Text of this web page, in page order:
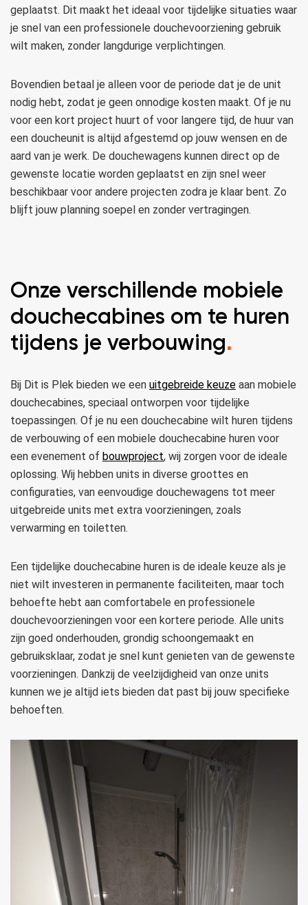
geplaatst. Dit maakt het ideaal voor tijdelijke situaties waar
je snel van een professionele douchevoorziening gebruik
wilt maken, zonder langdurige verplichtingen.
Bovendien betaal je alleen voor de periode dat je de unit
nodig hebt, zodat je geen onnodige kosten maakt. Of je nu
voor een kort project huurt of voor langere tijd, de huur van
een doucheunit is altijd afgestemd op jouw wensen en de
aard van je werk. De douchewagens kunnen direct op de
gewenste locatie worden geplaatst en zijn snel weer
beschikbaar voor andere projecten zodra je klaar bent. Zo
blijft jouw planning soepel en zonder vertragingen.
Onze verschillende mobiele
douchecabines om te huren
tijdens je verbouwing.
Bij Dit is Plek bieden we een uitgebreide keuze aan mobiele
douchecabines, speciaal ontworpen voor tijdelijke
toepassingen. Of je nu een douchecabine wilt huren tijdens
de verbouwing of een mobiele douchecabine huren voor
een evenement of bouwproject, wij zorgen voor de ideale
oplossing. Wij hebben units in diverse groottes en
configuraties, van eenvoudige douchewagens tot meer
uitgebreide units met extra voorzieningen, zoals
verwarming en toiletten.
Een tijdelijke douchecabine huren is de ideale keuze als je
niet wilt investeren in permanente faciliteiten, maar toch
behoefte hebt aan comfortabele en professionele
douchevoorzieningen voor een kortere periode. Alle units
zijn goed onderhouden, grondig schoongemaakt en
gebruiksklaar, zodat je snel kunt genieten van de gewenste
voorzieningen. Dankzij de veelzijdigheid van onze units
kunnen we je altijd iets bieden dat past bij jouw specifieke
behoeften.